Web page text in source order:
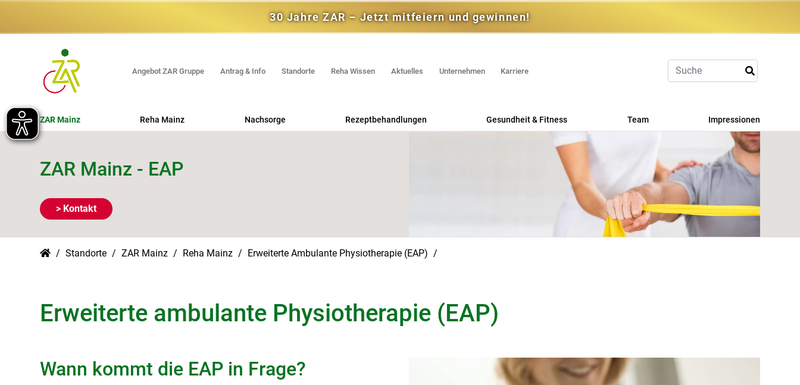
30 Jahre ZAR – Jetzt mitfeiern und gewinnen!
Angebot ZAR Gruppe Antrag & Info Standorte Reha Wissen Aktuelles Unternehmen Karriere
ZAR Mainz Reha Mainz
Neurologische REHA
Erweiterte Ambulante Physiotherapie
Nachsorge Rezeptbehandlungen Gesundheit & Fitness Team Impressionen
ZAR Mainz - EAP
> Kontakt
Standorte ZAR Mainz Reha Mainz Erweiterte Ambulante Physiotherapie (EAP)
Erweiterte ambulante Physiotherapie (EAP)
Wann kommt die EAP in Frage?